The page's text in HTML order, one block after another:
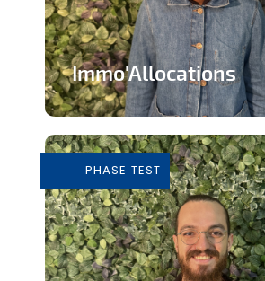
Immo'Allocations
les personnes touchant des...
En savoir plus
PHASE TEST